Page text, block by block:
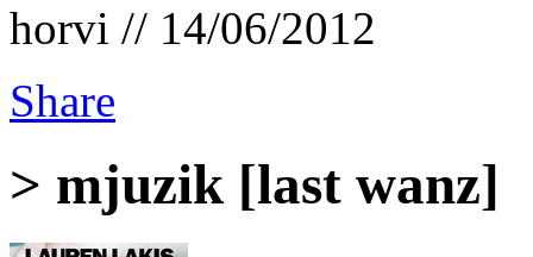
horvi // 14/06/2012
Share
> mjuzik [last wanz]